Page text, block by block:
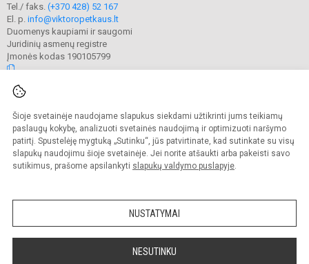
Šioje svetainėje naudojame slapukus siekdami užtikrinti jums teikiamų
paslaugų kokybę, analizuoti svetainės naudojimą ir optimizuoti naršymo
patirtį. Spustelėję mygtuką „Sutinku“, jūs patvirtinate, kad sutinkate su visų
slapukų naudojimu šioje svetainėje. Jei norite atšaukti arba pakeisti savo
sutikimus, prašome apsilankyti slapukų valdymo puslapyje.
NUSTATYMAI
NESUTINKU
Tel./ faks. (+370 428) 52 167
El. p. info@viktoropetkaus.lt
Duomenys kaupiami ir saugomi
Juridinių asmenų registre
Įmonės kodas 190105799
Kopijuoti turinį be raštiško mokyklos administracijos sutikimo griežtai
draudžiama.
Prieinamumo paraiška Slapukų valdymas
Sumanus būdas atnaujinti